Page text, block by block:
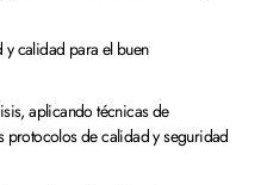
calidad para el buen
aplicando técnicas de
protocolos de calidad y seguridad